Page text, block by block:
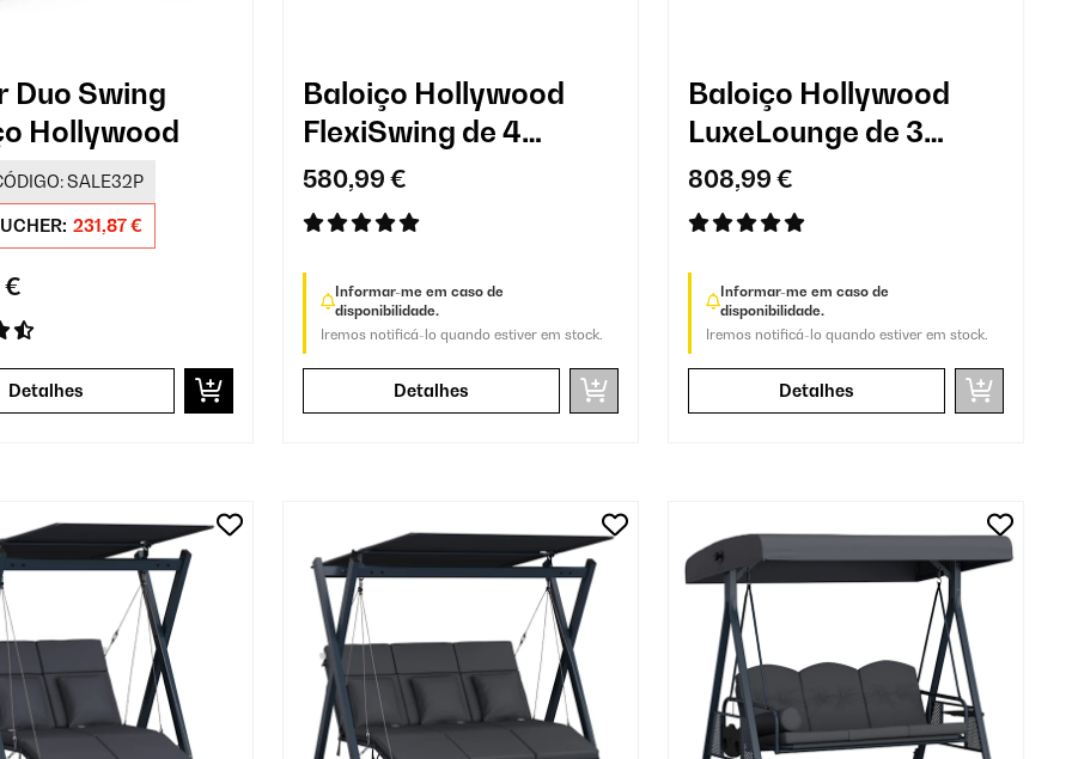
Duo Swing
Hollywood
SALE32P
231,87 €
€
Detalhes
Baloiço Hollywood
FlexiSwing de 4
lugares
580,99 €
Informar-me em caso de
disponibilidade.
Iremos notificá-lo quando estiver em stock.
Detalhes
Baloiço Hollywood
LuxeLounge de 3
lugares
808,99 €
Informar-me em caso de
disponibilidade.
Iremos notificá-lo quando estiver em stock.
Detalhes